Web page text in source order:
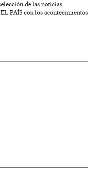
de las noticias,
PAÍS con los acontecimientos